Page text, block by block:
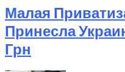
Малая
Принесла
Грн